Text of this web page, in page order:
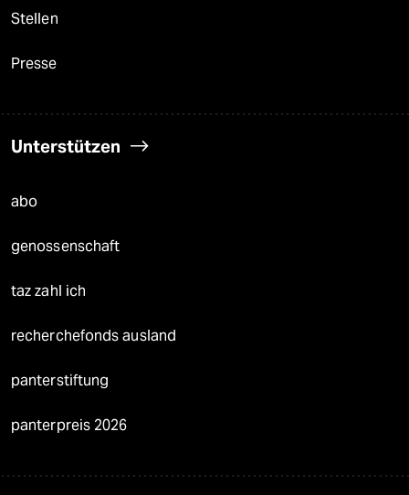
Stellen
Presse
Unterstützen
abo
genossenschaft
taz zahl ich
recherchefonds ausland
panterstiftung
panterpreis 2026